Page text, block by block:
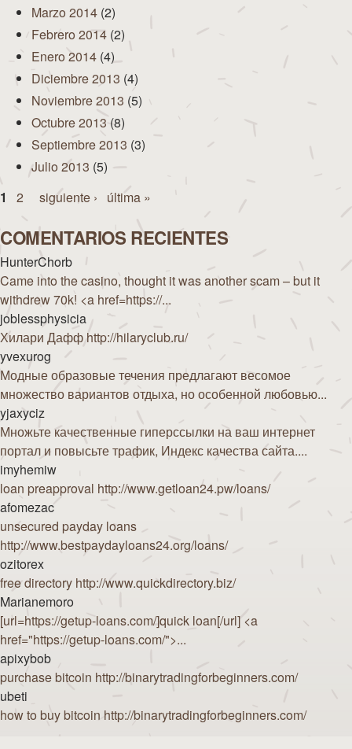
Marzo 2014 (2)
Febrero 2014 (2)
Enero 2014 (4)
Diciembre 2013 (4)
Noviembre 2013 (5)
Octubre 2013 (8)
Septiembre 2013 (3)
Julio 2013 (5)
Páginas
1 2 siguiente › última »
COMENTARIOS RECIENTES
HunterChorb
Came into the casino, thought it was another scam – but it
withdrew 70k! <a href=https://...
joblessphysicia
Хилари Дафф http://hilaryclub.ru/
yvexurog
Модные образовые течения предлагают весомое
множество вариантов отдыха, но особенной любовью...
yjaxyciz
Множьте качественные гиперссылки на ваш интернет
портал и повысьте трафик, Индекс качества сайта....
imyhemiw
loan preapproval http://www.getloan24.pw/loans/
afomezac
unsecured payday loans
http://www.bestpaydayloans24.org/loans/
ozitorex
free directory http://www.quickdirectory.biz/
Marianemoro
[url=https://getup-loans.com/]quick loan[/url] <a
href="https://getup-loans.com/">...
apixybob
purchase bitcoin http://binarytradingforbeginners.com/
ubeti
how to buy bitcoin http://binarytradingforbeginners.com/